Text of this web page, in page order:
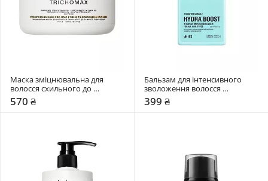
Маска зміцнювальна для
волосся схильного до
ламкості та випадіння Triology.
Trichomax
570 ₴
Бальзам для інтенсивного
зволоження волосся
Mr.SCRUBBER Hydra Boost
399 ₴